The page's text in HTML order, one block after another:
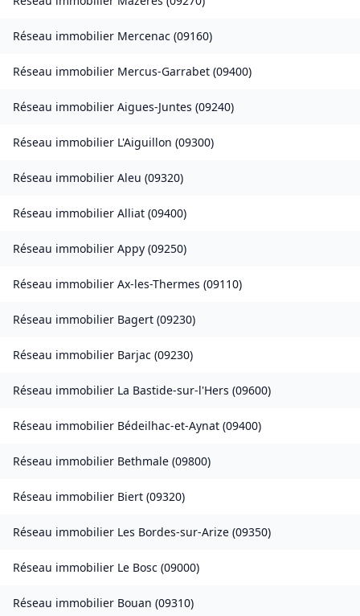
Réseau immobilier Mercenac (09160)
Réseau immobilier Mercus-Garrabet (09400)
Réseau immobilier Aigues-Juntes (09240)
Réseau immobilier L'Aiguillon (09300)
Réseau immobilier Aleu (09320)
Réseau immobilier Alliat (09400)
Réseau immobilier Appy (09250)
Réseau immobilier Ax-les-Thermes (09110)
Réseau immobilier Bagert (09230)
Réseau immobilier Barjac (09230)
Réseau immobilier La Bastide-sur-l'Hers (09600)
Réseau immobilier Bédeilhac-et-Aynat (09400)
Réseau immobilier Bethmale (09800)
Réseau immobilier Biert (09320)
Réseau immobilier Les Bordes-sur-Arize (09350)
Réseau immobilier Le Bosc (09000)
Réseau immobilier Bouan (09310)